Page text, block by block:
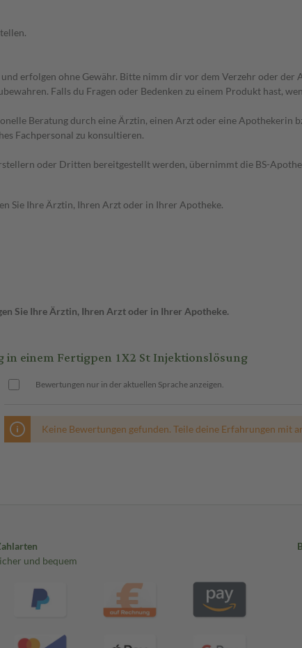
erfolgen ohne Gewähr. Bitte nimm dir vor dem Verzehr oder
Falls du Fragen oder Bedenken zu einem Produkt hast,
Beratung durch eine Ärztin, einen Arzt oder eine Apothekerin
Fachpersonal zu konsultieren.
oder Dritten bereitgestellt werden, übernimmt die BS-
Sie Ihre Ärztin, Ihren Arzt oder in Ihrer Apotheke.
Sie Ihre Ärztin, Ihren Arzt oder in Ihrer Apotheke.
einem Fertigpen 1X2 St Injektionslösung
Bewertungen nur in der aktuellen Sprache anzeigen.
Keine Bewertungen gefunden. Teile deine Erfahrungen mit
und bequem